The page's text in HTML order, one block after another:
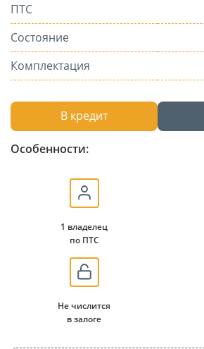
ПТС
Состояние
Комплектация
В кредит
Особенности:
1 владелец
по ПТС
Не числится
в залоге